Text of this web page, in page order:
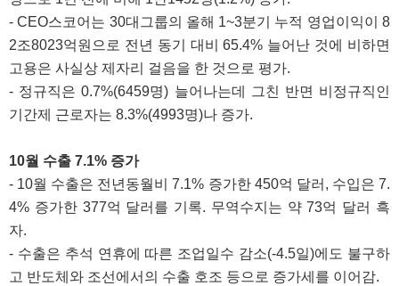
- CEO스코어는 30대그룹의 올해 1~3분기 누적 영업이익이 8
2조8023억원으로 전년 동기 대비 65.4% 늘어난 것에 비하면
고용은 사실상 제자리 걸음을 한 것으로 평가.
- 정규직은 0.7%(6459명) 늘어나는데 그친 반면 비정규직인
기간제 근로자는 8.3%(4993명)나 증가.
10월 수출 7.1% 증가
- 10월 수출은 전년동월비 7.1% 증가한 450억 달러, 수입은 7.
4% 증가한 377억 달러를 기록. 무역수지는 약 73억 달러 흑
자.
- 수출은 추석 연휴에 따른 조업일수 감소(-4.5일)에도 불구하
고 반도체와 조선에서의 수출 호조 등으로 증가세를 이어감.